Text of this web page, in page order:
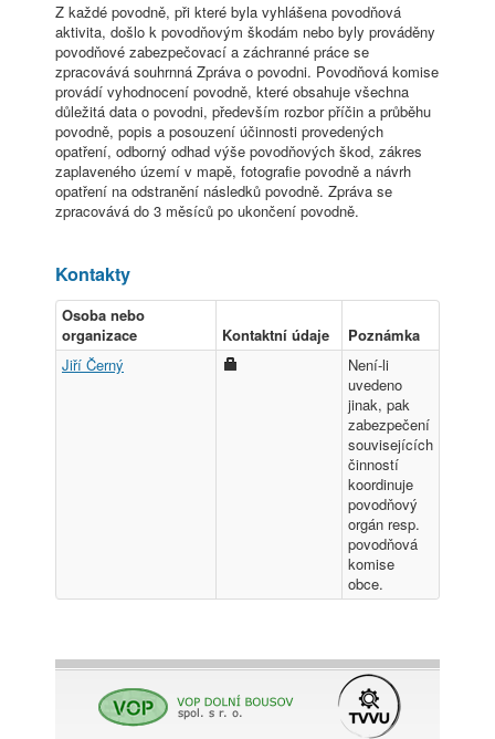
Z každé povodně, při které byla vyhlášena povodňová
aktivita, došlo k povodňovým škodám nebo byly prováděny
povodňové zabezpečovací a záchranné práce se
zpracovává souhrnná Zpráva o povodni. Povodňová komise
provádí vyhodnocení povodně, které obsahuje všechna
důležitá data o povodni, především rozbor příčin a průběhu
povodně, popis a posouzení účinnosti provedených
opatření, odborný odhad výše povodňových škod, zákres
zaplaveného území v mapě, fotografie povodně a návrh
opatření na odstranění následků povodně. Zpráva se
zpracovává do 3 měsíců po ukončení povodně.
Kontakty
Osoba nebo
organizace
Kontaktní údaje
Poznámka
Jiří Černý
Není-li
uvedeno
jinak, pak
zabezpečení
souvisejících
činností
koordinuje
povodňový
orgán resp.
povodňová
komise
obce.